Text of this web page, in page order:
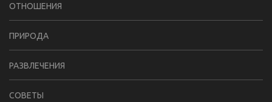
ОТНОШЕНИЯ
ПРИРОДА
РАЗВЛЕЧЕНИЯ
СОВЕТЫ